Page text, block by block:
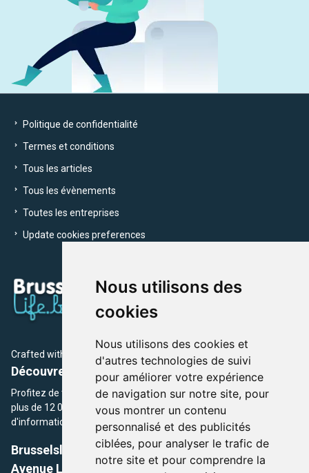
Nous utilisons des
cookies
Nous utilisons des cookies et
d'autres technologies de suivi
pour améliorer votre expérience
de navigation sur notre site, pour
vous montrer un contenu
personnalisé et des publicités
ciblées, pour analyser le trafic de
notre site et pour comprendre la
Politique de confidentialité
Termes et conditions
Tous les articles
Tous les évènements
Toutes les entreprises
Update cookies preferences
Crafted with by Brusselslife Team
Découvrez plus de 12 000 adresses et événements
Profitez de toutes les sections de BrusselsLife.be et découvrez
plus de 12 000 adresses et un grand choix d'événements,
d'informations et de conseils et astuces de notre écriture.
Brusselslife.be
Avenue Louise, 500 -1050 Ixelles, Brussels,